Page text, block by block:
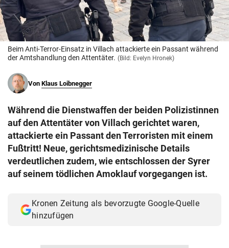
© Krone Multimedia GmbH & Co KG 2026
Muthgasse 2, 1190 Wien
Beim Anti-Terror-Einsatz in Villach attackierte ein Passant während
der Amtshandlung den Attentäter. (Bild: Evelyn Hronek)
Von Klaus Loibnegger
Während die Dienstwaffen der beiden Polizistinnen
auf den Attentäter von Villach gerichtet waren,
attackierte ein Passant den Terroristen mit einem
Fußtritt! Neue, gerichtsmedizinische Details
verdeutlichen zudem, wie entschlossen der Syrer
auf seinem tödlichen Amoklauf vorgegangen ist.
Kronen Zeitung als bevorzugte Google-Quelle
hinzufügen